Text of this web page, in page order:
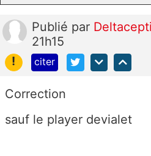
Publié par
21h15
!
citer
Correction
sauf le player devialet